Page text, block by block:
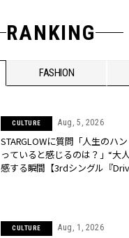
RANKING
FASHION
CULTURE Aug, 5, 2026
STARGLOWに質問「人生のハ
っていると感じるのは？」“大️
感する瞬間【3rdシングル『
CULTURE Aug, 1, 2026